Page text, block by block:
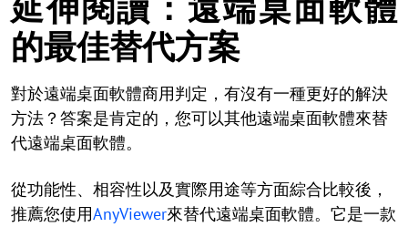
的最佳替代方案
對於遠端桌面軟體商用判定，有沒有一種更好的解決
方法？答案是肯定的，您可以其他遠端桌面軟體來替
代遠端桌面軟體。
從功能性、相容性以及實際用途等方面綜合比較後，
推薦您使用AnyViewer來替代遠端桌面軟體。它是一款